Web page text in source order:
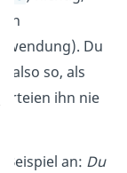
Du
also so, als
ihn nie
Beispiel an: Du